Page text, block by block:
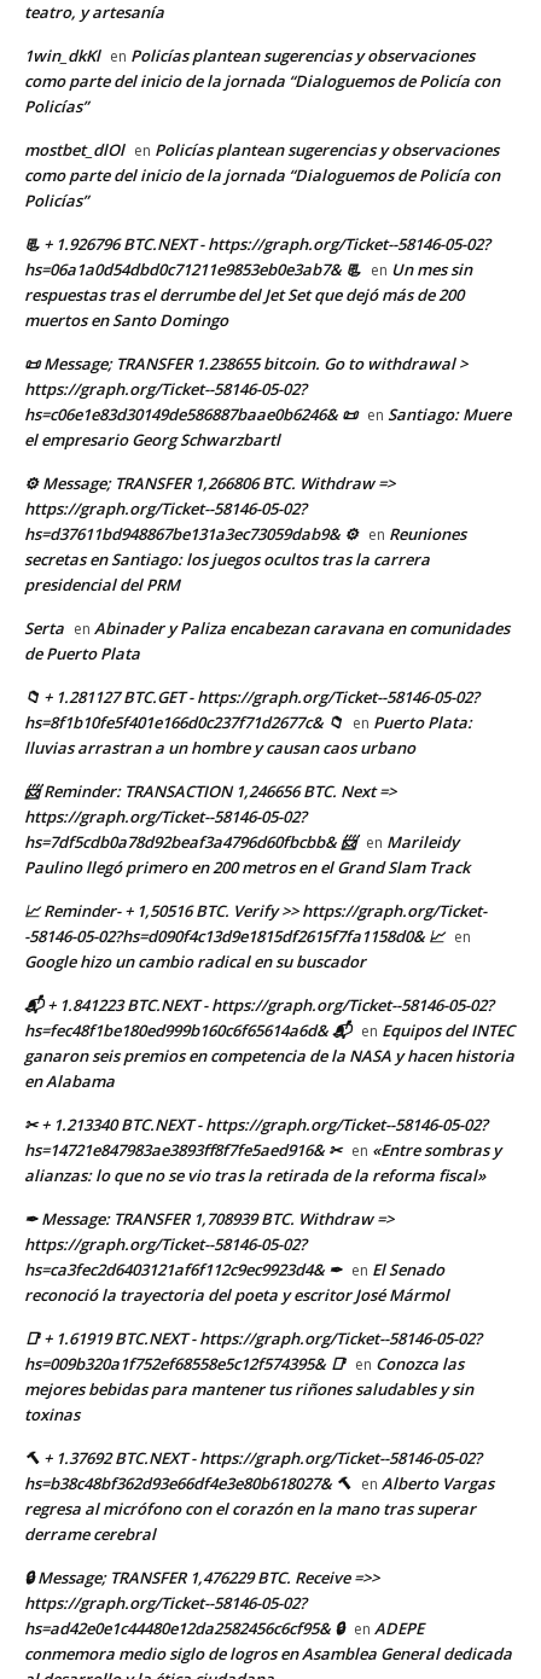
teatro, y artesanía
1win_dkKl en Policías plantean sugerencias y observaciones
como parte del inicio de la jornada “Dialoguemos de Policía con
Policías”
mostbet_dlOl en Policías plantean sugerencias y observaciones
como parte del inicio de la jornada “Dialoguemos de Policía con
Policías”
📃 + 1.926796 BTC.NEXT - https://graph.org/Ticket--58146-05-02?
hs=06a1a0d54dbd0c71211e9853eb0e3ab7& 📃 en Un mes sin
respuestas tras el derrumbe del Jet Set que dejó más de 200
muertos en Santo Domingo
📜 Message; TRANSFER 1.238655 bitcoin. Go to withdrawal >
https://graph.org/Ticket--58146-05-02?
hs=c06e1e83d30149de586887baae0b6246& 📜 en Santiago: Muere
el empresario Georg Schwarzbartl
⚙ Message; TRANSFER 1,266806 BTC. Withdraw =>
https://graph.org/Ticket--58146-05-02?
hs=d37611bd948867be131a3ec73059dab9& ⚙ en Reuniones
secretas en Santiago: los juegos ocultos tras la carrera
presidencial del PRM
Serta en Abinader y Paliza encabezan caravana en comunidades
de Puerto Plata
📁 + 1.281127 BTC.GET - https://graph.org/Ticket--58146-05-02?
hs=8f1b10fe5f401e166d0c237f71d2677c& 📁 en Puerto Plata:
lluvias arrastran a un hombre y causan caos urbano
📨 Reminder: TRANSACTION 1,246656 BTC. Next =>
https://graph.org/Ticket--58146-05-02?
hs=7df5cdb0a78d92beaf3a4796d60fbcbb& 📨 en Marileidy
Paulino llegó primero en 200 metros en el Grand Slam Track
📈 Reminder- + 1,50516 BTC. Verify >> https://graph.org/Ticket-
-58146-05-02?hs=d090f4c13d9e1815df2615f7fa1158d0& 📈 en
Google hizo un cambio radical en su buscador
📬 + 1.841223 BTC.NEXT - https://graph.org/Ticket--58146-05-02?
hs=fec48f1be180ed999b160c6f65614a6d& 📬 en Equipos del INTEC
ganaron seis premios en competencia de la NASA y hacen historia
en Alabama
✂ + 1.213340 BTC.NEXT - https://graph.org/Ticket--58146-05-02?
hs=14721e847983ae3893ff8f7fe5aed916& ✂ en «Entre sombras y
alianzas: lo que no se vio tras la retirada de la reforma fiscal»
✒ Message: TRANSFER 1,708939 BTC. Withdraw =>
https://graph.org/Ticket--58146-05-02?
hs=ca3fec2d6403121af6f112c9ec9923d4& ✒ en El Senado
reconoció la trayectoria del poeta y escritor José Mármol
📑 + 1.61919 BTC.NEXT - https://graph.org/Ticket--58146-05-02?
hs=009b320a1f752ef68558e5c12f574395& 📑 en Conozca las
mejores bebidas para mantener tus riñones saludables y sin
toxinas
🔨 + 1.37692 BTC.NEXT - https://graph.org/Ticket--58146-05-02?
hs=b38c48bf362d93e66df4e3e80b618027& 🔨 en Alberto Vargas
regresa al micrófono con el corazón en la mano tras superar
derrame cerebral
🔒 Message; TRANSFER 1,476229 BTC. Receive =>>
https://graph.org/Ticket--58146-05-02?
hs=ad42e0e1c44480e12da2582456c6cf95& 🔒 en ADEPE
conmemora medio siglo de logros en Asamblea General dedicada